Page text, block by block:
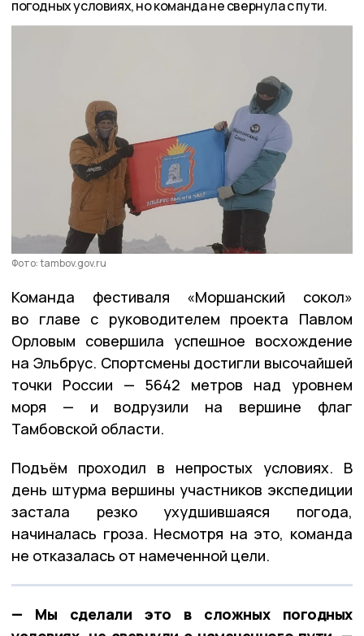
погодных условиях, но команда не свернула с пути.
Фото: tambov.gov.ru
Команда фестиваля «Моршанский сокол»
во главе с руководителем проекта Павлом
Орловым совершила успешное восхождение
на Эльбрус. Спортсмены достигли высочайшей
точки России — 5642 метров над уровнем
моря — и водрузили на вершине флаг
Тамбовской области.
Подъём проходил в непростых условиях. В
день штурма вершины участников экспедиции
застала резко ухудшившаяся погода,
начиналась гроза. Несмотря на это, команда
не отказалась от намеченной цели.
— Мы сделали это в сложных погодных